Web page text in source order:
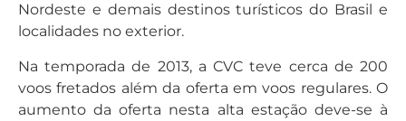
Nordeste e demais destinos turísticos do Brasil e
localidades no exterior.
Na temporada de 2013, a CVC teve cerca de 200
voos fretados além da oferta em voos regulares. O
aumento da oferta nesta alta estação deve-se à